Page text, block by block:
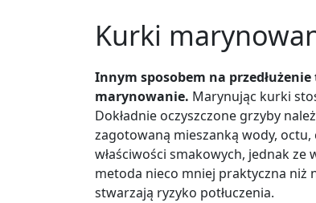
Kurki
Innym sposobem na
marynowanie. Marynując kurki
Dokładnie oczyszczone grzyby
zagotowaną mieszanką wody,
właściwości smakowych, jednak
metoda nieco mniej praktyczna niż
stwarzają ryzyko potłuczenia.